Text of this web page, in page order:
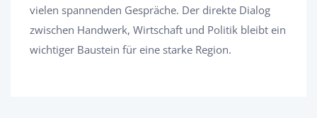
vielen spannenden Gespräche. Der direkte Dialog
zwischen Handwerk, Wirtschaft und Politik bleibt ein
wichtiger Baustein für eine starke Region.